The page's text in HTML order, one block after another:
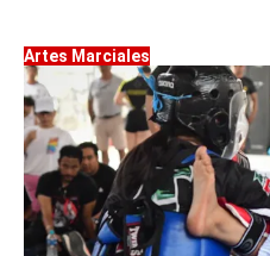
Artes Marciales